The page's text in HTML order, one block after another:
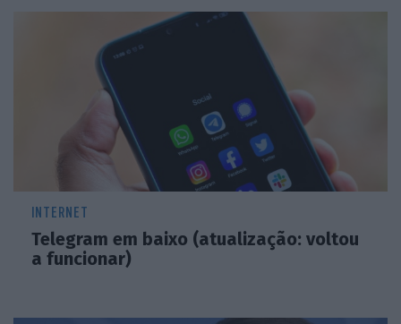
INTERNET
Telegram em baixo (atualização: voltou
a funcionar)